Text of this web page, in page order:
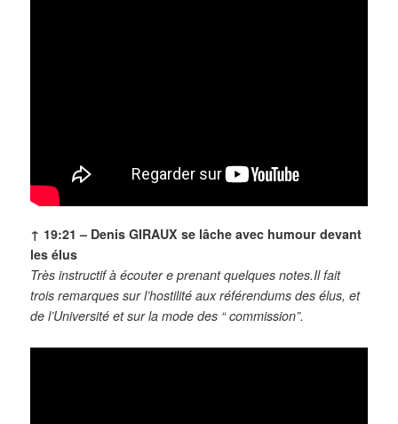
↑ 19:21 – Denis GIRAUX se lâche avec humour devant
les élus
Très instructif à écouter e prenant quelques notes.Il fait
trois remarques sur l’hostilité aux référendums des élus, et
de l’Université et sur la mode des “ commission”.